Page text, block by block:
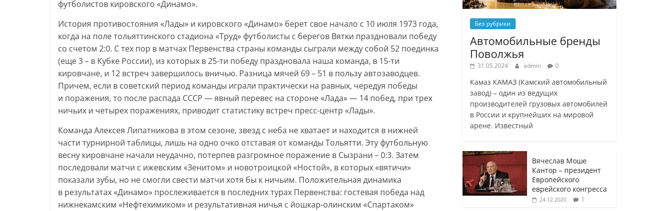
футболистов кировского «Динамо».
История противостояния «Лады» и кировского «Динамо» берет свое начало с 10 июля 1973 года,
когда на поле тольяттинского стадиона «Труд» футболисты с берегов Вятки праздновали победу
со счетом 2:0. С тех пор в матчах Первенства страны команды сыграли между собой 52 поединка
(еще 3 – в Кубке России), из которых в 25-ти победу праздновала наша команда, в 15-ти
кировчане, и 12 встреч завершилось вничью. Разница мячей 69 – 51 в пользу автозаводцев.
Причем, если в советский период команды играли практически на равных, чередуя победы
и поражения, то после распада СССР — явный перевес на стороне «Лада» — 14 побед, при трех
ничьих и четырех поражениях, приводит статистику встреч пресс-центр «Лады».
Команда Алексея Липатникова в этом сезоне, звезд с неба не хватает и находится в нижней
части турнирной таблицы, лишь на одно очко отставая от команды Тольятти. Эту футбольную
весну кировчане начали неудачно, потерпев разгромное поражение в Сызрани – 0:3. Затем
последовали матчи с ижевским «Зенитом» и новотроицкой «Ностой», в которых «вятичи»
показали зубы, но не смогли свести матчи хотя бы к ничьим. Положительная динамика
в результатах «Динамо» прослеживается в последних турах Первенства: гостевая победа над
нижнекамским «Нефтехимиком» и результативная ничья с йошкар-олинским «Спартаком»
Без рубрики
Автомобильные бренды
Поволжья
31.05.2024 admin 0
Камаз КАМАЗ (Камский автомобильный
завод) – один из ведущих
производителей грузовых автомобилей
в России и крупнейших на мировой
арене. Известный
Вячеслав Моше
Кантор – президент
Европейского
еврейского конгресса
24.12.2020 1